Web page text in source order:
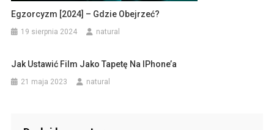
Egzorcyzm [2024] – Gdzie Obejrzeć?
19 sierpnia 2024 natural
Jak Ustawić Film Jako Tapetę Na IPhone’a
21 maja 2023 natural